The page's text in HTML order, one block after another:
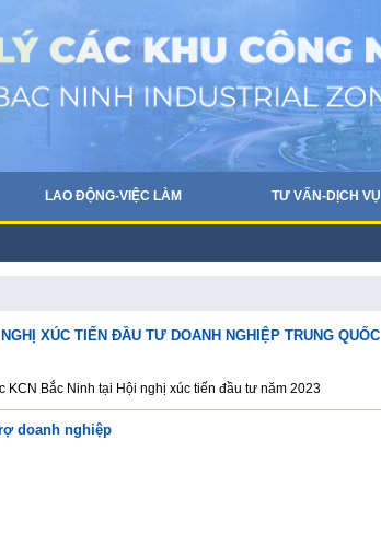
LAO ĐỘNG-VIỆC LÀM TƯ VẤN-DỊCH VỤ
XÚC TIẾN ĐẦU TƯ DOANH NGHIỆP TRUNG QUỐC
KCN Bắc Ninh tại Hội nghị xúc tiến đầu tư năm 2023
doanh nghiệp